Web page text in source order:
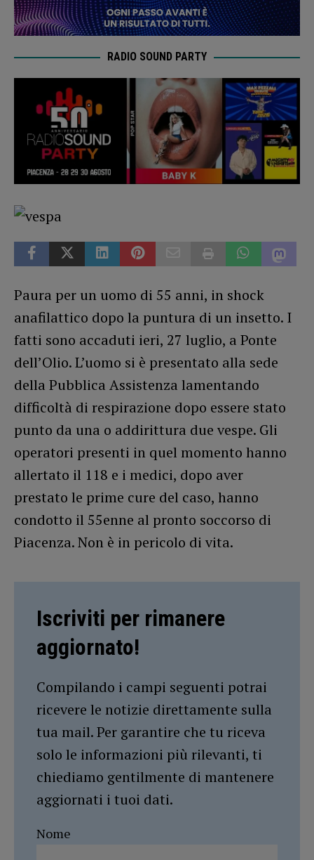
RADIO SOUND PARTY
Paura per un uomo di 55 anni, in shock
anafilattico dopo la puntura di un insetto. I
fatti sono accaduti ieri, 27 luglio, a Ponte
dell’Olio. L’uomo si è presentato alla sede
della Pubblica Assistenza lamentando
difficoltà di respirazione dopo essere stato
punto da una o addirittura due vespe. Gli
operatori presenti in quel momento hanno
allertato il 118 e i medici, dopo aver
prestato le prime cure del caso, hanno
condotto il 55enne al pronto soccorso di
Piacenza. Non è in pericolo di vita.
Iscriviti per rimanere
aggiornato!
Compilando i campi seguenti potrai
ricevere le notizie direttamente sulla
tua mail. Per garantire che tu riceva
solo le informazioni più rilevanti, ti
chiediamo gentilmente di mantenere
aggiornati i tuoi dati.
Nome